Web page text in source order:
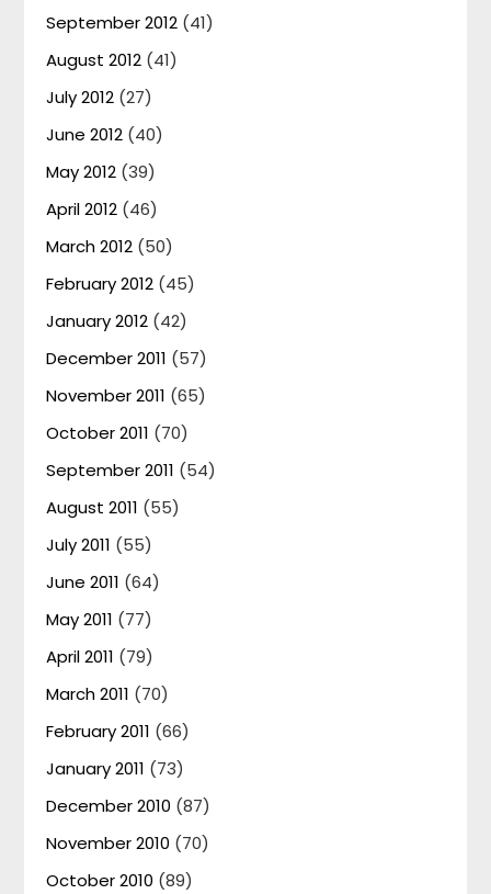
September 2012 (41)
August 2012 (41)
July 2012 (27)
June 2012 (40)
May 2012 (39)
April 2012 (46)
March 2012 (50)
February 2012 (45)
January 2012 (42)
December 2011 (57)
November 2011 (65)
October 2011 (70)
September 2011 (54)
August 2011 (55)
July 2011 (55)
June 2011 (64)
May 2011 (77)
April 2011 (79)
March 2011 (70)
February 2011 (66)
January 2011 (73)
December 2010 (87)
November 2010 (70)
October 2010 (89)